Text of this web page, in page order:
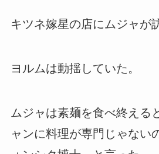
キツネ嫁星の店にムジャが
ヨルムは動揺していた。
ムジャは素麺を食べ終える
ャンに料理が専門じゃない